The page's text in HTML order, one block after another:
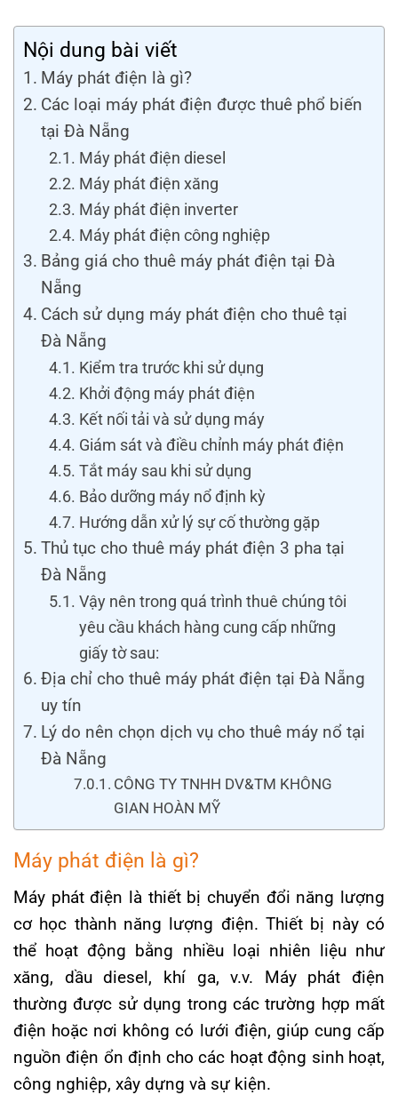
Nội dung bài viết
Máy phát điện là gì?
Các loại máy phát điện được thuê phổ biến
tại Đà Nẵng
Máy phát điện diesel
Máy phát điện xăng
Máy phát điện inverter
Máy phát điện công nghiệp
Bảng giá cho thuê máy phát điện tại Đà
Nẵng
Cách sử dụng máy phát điện cho thuê tại
Đà Nẵng
Kiểm tra trước khi sử dụng
Khởi động máy phát điện
Kết nối tải và sử dụng máy
Giám sát và điều chỉnh máy phát điện
Tắt máy sau khi sử dụng
Bảo dưỡng máy nổ định kỳ
Hướng dẫn xử lý sự cố thường gặp
Thủ tục cho thuê máy phát điện 3 pha tại
Đà Nẵng
Vậy nên trong quá trình thuê chúng tôi
yêu cầu khách hàng cung cấp những
giấy tờ sau:
Địa chỉ cho thuê máy phát điện tại Đà Nẵng
uy tín
Lý do nên chọn dịch vụ cho thuê máy nổ tại
Đà Nẵng
CÔNG TY TNHH DV&TM KHÔNG
GIAN HOÀN MỸ
Máy phát điện là gì?
Máy phát điện là thiết bị chuyển đổi năng lượng
cơ học thành năng lượng điện. Thiết bị này có
thể hoạt động bằng nhiều loại nhiên liệu như
xăng, dầu diesel, khí ga, v.v. Máy phát điện
thường được sử dụng trong các trường hợp mất
điện hoặc nơi không có lưới điện, giúp cung cấp
nguồn điện ổn định cho các hoạt động sinh hoạt,
công nghiệp, xây dựng và sự kiện.